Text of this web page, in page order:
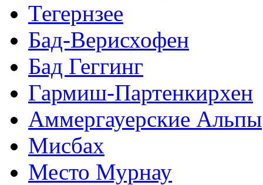
Тегернзее
Бад-Верисхофен
Бад Геггинг
Гармиш-Партенкирхен
Аммергауерские Альпы
Мисбах
Место Мурнау